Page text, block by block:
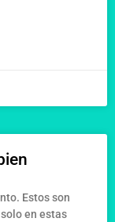
Estos son
en estas